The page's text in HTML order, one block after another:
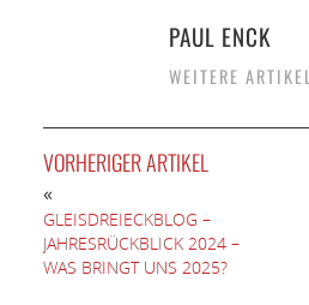
PAUL ENCK
WEITERE ARTIKEL
VORHERIGER ARTIKEL
«
GLEISDREIECKBLOG –
JAHRESRÜCKBLICK 2024 –
WAS BRINGT UNS 2025?